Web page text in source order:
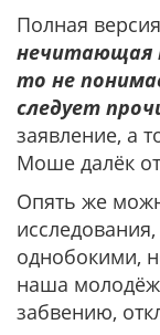
Полная
нечитающая
то не
следует
заявление, а
Моше далёк
Опять же
однобокими,
наша
забвению,